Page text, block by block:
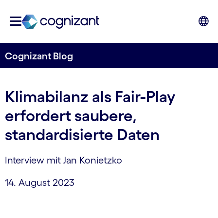
Cognizant Blog
Klimabilanz als Fair-Play
erfordert saubere,
standardisierte Daten
Interview mit Jan Konietzko
14. August 2023